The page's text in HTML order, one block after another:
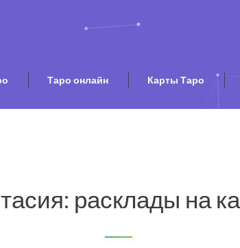
Таро онлайн Карты Таро
расклады на